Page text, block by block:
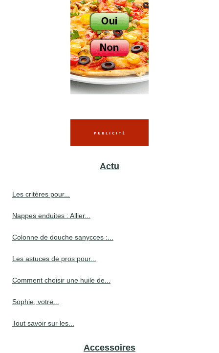
Actu
Les critères pour...
Nappes enduites : Allier...
Colonne de douche sanycces :...
Les astuces de pros pour...
Comment choisir une huile de...
Sophie, votre...
Tout savoir sur les...
Accessoires